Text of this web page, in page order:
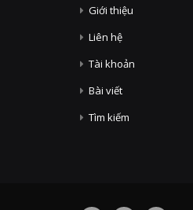
Giới thiệu
Liên hệ
Tài khoản
Bài viết
Tìm kiếm